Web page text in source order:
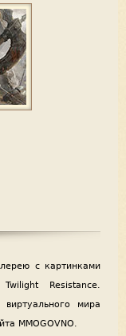
с картинками
Resistance.
мира
MMOGOVNO.